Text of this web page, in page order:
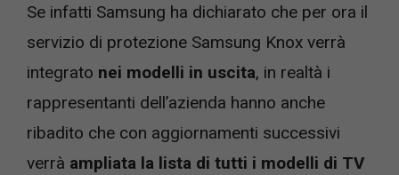
Se infatti Samsung ha dichiarato che per ora il
servizio di protezione Samsung Knox verrà
integrato nei modelli in uscita, in realtà i
rappresentanti dell’azienda hanno anche
ribadito che con aggiornamenti successivi
verrà ampliata la lista di tutti i modelli di TV